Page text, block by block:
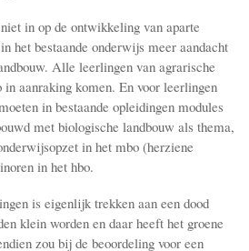
in op de ontwikkeling van aparte
het bestaande onderwijs meer aandacht
Alle leerlingen van agrarische
aanraking komen. En voor leerlingen
in bestaande opleidingen modules
met biologische landbouw als thema,
in het mbo (herziene
in het hbo.
is eigenlijk trekken aan een dood
klein worden en daar heeft het groene
zou bij de beoordeling voor een